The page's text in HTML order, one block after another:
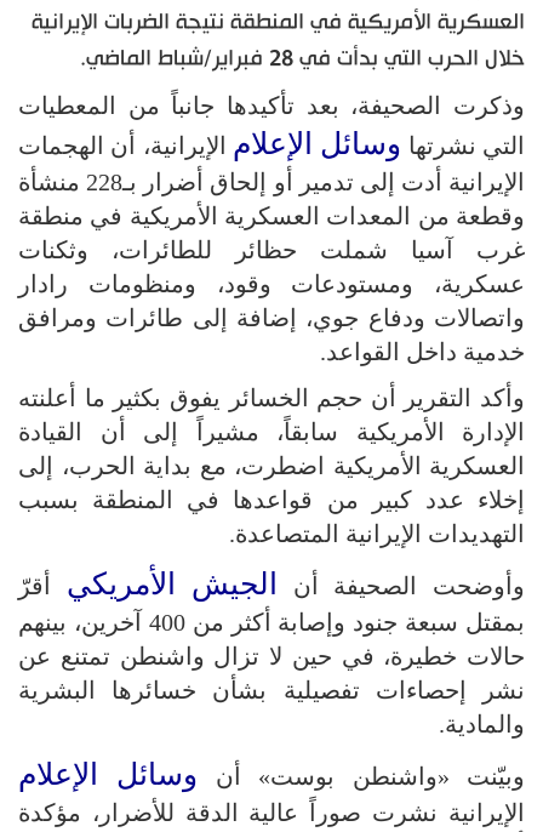
العسكرية الأمريكية في المنطقة نتيجة الضربات الإيرانية
خلال الحرب التي بدأت في 28 فبراير/شباط الماضي.
وذكرت الصحيفة، بعد تأكيدها جانباً من المعطيات
التي نشرتها وسائل الإعلام الإيرانية، أن الهجمات
الإيرانية أدت إلى تدمير أو إلحاق أضرار بـ228 منشأة
وقطعة من المعدات العسكرية الأمريكية في منطقة
غرب آسيا شملت حظائر للطائرات، وثكنات
عسكرية، ومستودعات وقود، ومنظومات رادار
واتصالات ودفاع جوي، إضافة إلى طائرات ومرافق
خدمية داخل القواعد.
وأكد التقرير أن حجم الخسائر يفوق بكثير ما أعلنته
الإدارة الأمريكية سابقاً، مشيراً إلى أن القيادة
العسكرية الأمريكية اضطرت، مع بداية الحرب، إلى
إخلاء عدد كبير من قواعدها في المنطقة بسبب
التهديدات الإيرانية المتصاعدة.
وأوضحت الصحيفة أن
الجيش الأمريكي أقرّ
بمقتل سبعة جنود وإصابة أكثر من 400 آخرين، بينهم
حالات خطيرة، في حين لا تزال واشنطن تمتنع عن
نشر إحصاءات تفصيلية بشأن خسائرها البشرية
والمادية.
وبيّنت «واشنطن بوست» أن وسائل الإعلام
الإيرانية نشرت صوراً عالية الدقة للأضرار، مؤكدة